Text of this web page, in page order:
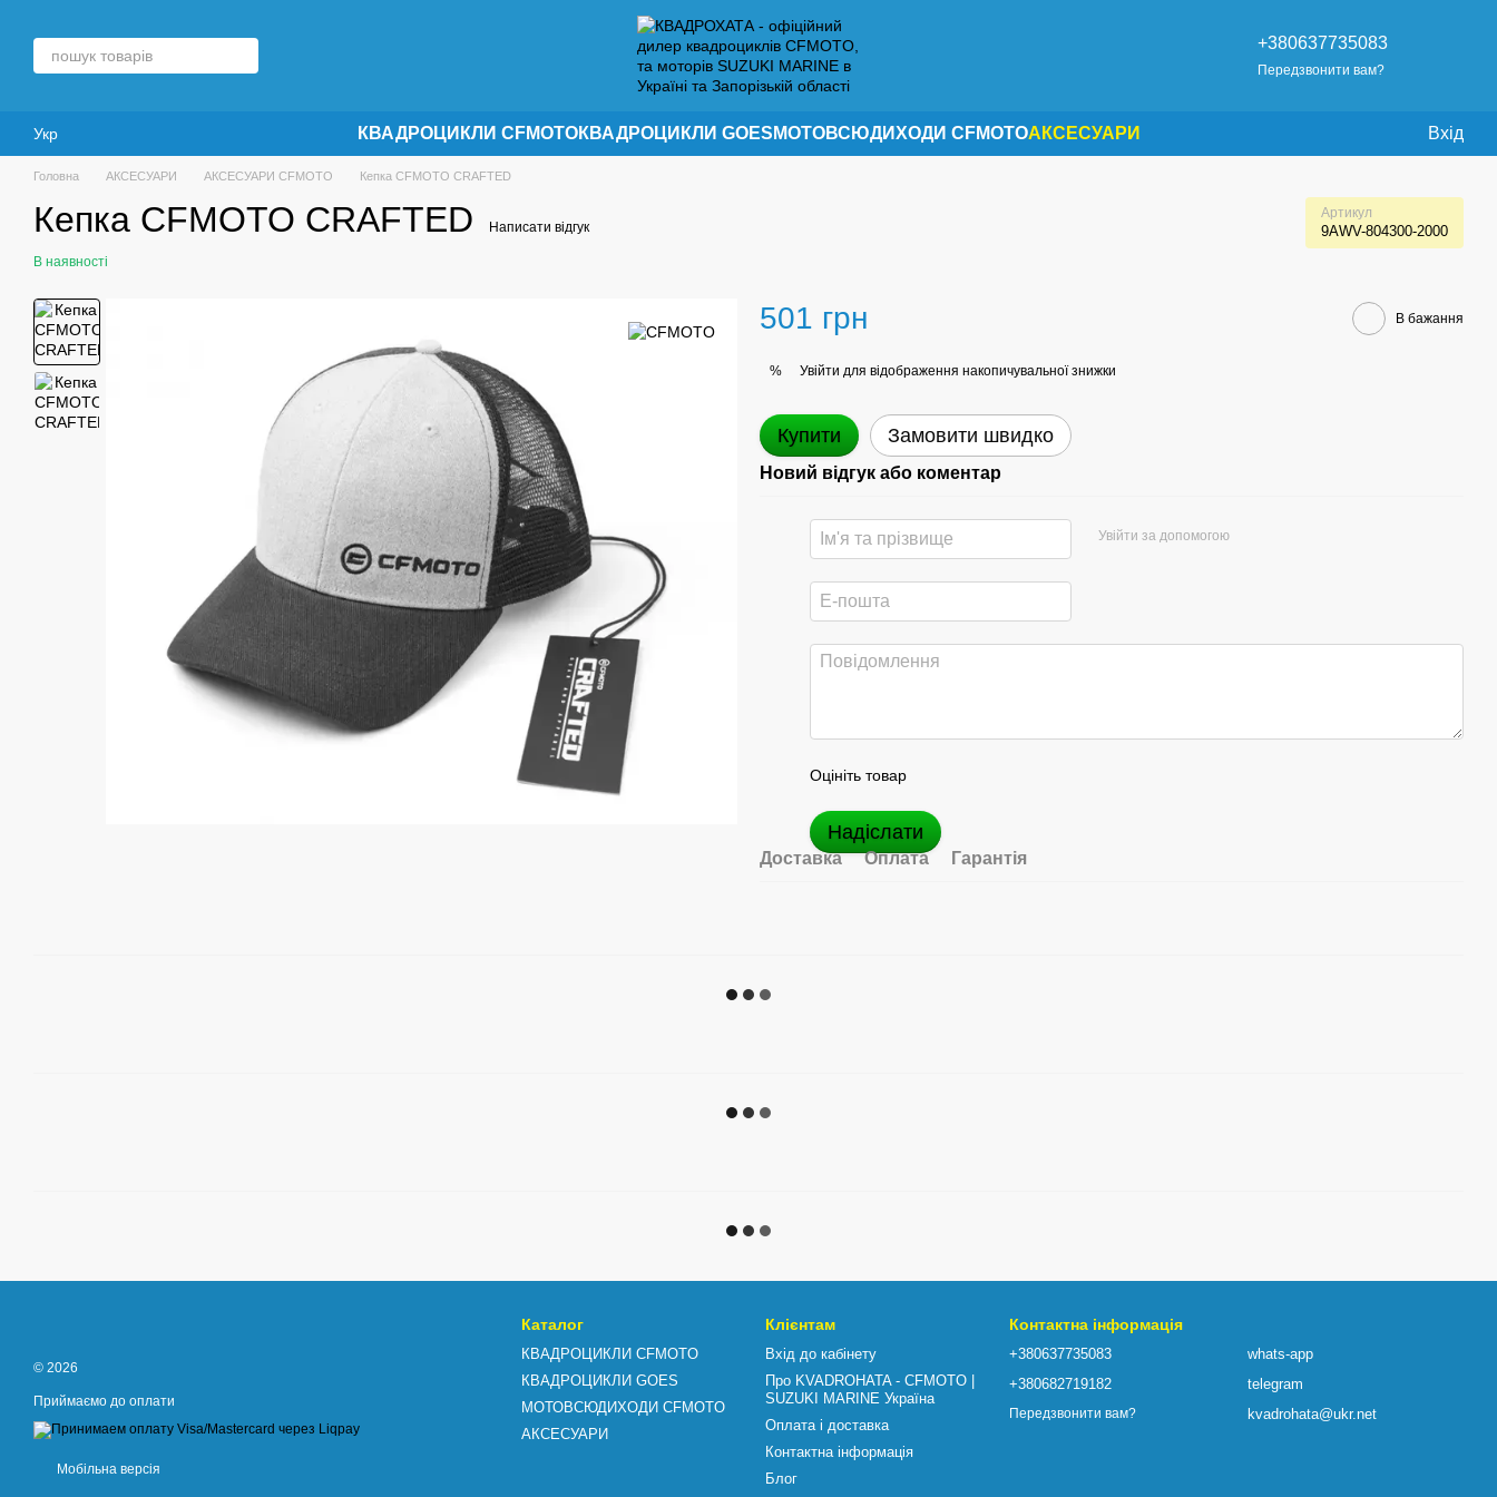
+380637735083
Передзвонити вам?
Укр КВАДРОЦИКЛИ CFMOTOКВАДРОЦИКЛИ GOES МОТОВСЮДИХОДИ CFMOTOАКСЕСУАРИ Вхід
Головна АКСЕСУАРИ АКСЕСУАРИ CFMOTO Кепка CFMOTO CRAFTED
Кепка CFMOTO CRAFTED Написати відгук
Артикул
9AWV-804300-2000
В наявності
501 грн В бажання
% Увійти для відображення накопичувальної знижки
Купити Замовити швидко
Новий відгук або коментар
Увійти за допомогою
Оцініть товар
Надіслати
Доставка Оплата Гарантія
© 2026
Приймаємо до оплати
Мобільна версія
Каталог
КВАДРОЦИКЛИ CFMOTO
КВАДРОЦИКЛИ GOES
МОТОВСЮДИХОДИ CFMOTO
АКСЕСУАРИ
Клієнтам
Вхід до кабінету
Про KVADROHATA - CFMOTO |
SUZUKI MARINE Україна
Оплата і доставка
Контактна інформація
Блог
Контактна інформація
+380637735083
+380682719182
Передзвонити вам?
whats-app
telegram
kvadrohata@ukr.net